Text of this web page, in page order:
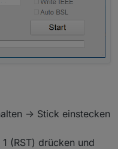
-> Stick einstecken
(RST) drücken und